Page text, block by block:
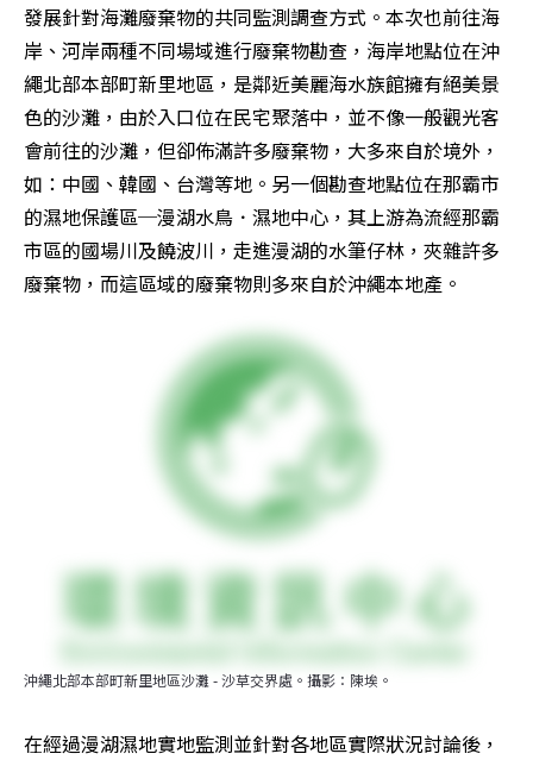
發展針對海灘廢棄物的共同監測調查方式。本次也前往海
岸、河岸兩種不同場域進行廢棄物勘查，海岸地點位在沖
繩北部本部町新里地區，是鄰近美麗海水族館擁有絕美景
色的沙灘，由於入口位在民宅聚落中，並不像一般觀光客
會前往的沙灘，但卻佈滿許多廢棄物，大多來自於境外，
如：中國、韓國、台灣等地。另一個勘查地點位在那霸市
的濕地保護區─漫湖水鳥．濕地中心，其上游為流經那霸
市區的國場川及饒波川，走進漫湖的水筆仔林，夾雜許多
廢棄物，而這區域的廢棄物則多來自於沖繩本地產。
沖繩北部本部町新里地區沙灘 - 沙草交界處。攝影：陳埃。
在經過漫湖濕地實地監測並針對各地區實際狀況討論後，